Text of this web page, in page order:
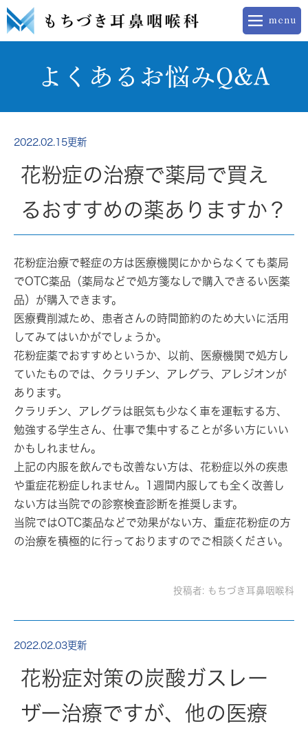
よくあるお悩みQ&A
2022.02.15更新
花粉症の治療で薬局で買え
るおすすめの薬ありますか？
花粉症治療で軽症の方は医療機関にかからなくても薬局
でOTC薬品（薬局などで処方箋なしで購入できるい医薬
品）が購入できます。
医療費削減ため、患者さんの時間節約のため大いに活用
してみてはいかがでしょうか。
花粉症薬でおすすめというか、以前、医療機関で処方し
ていたものでは、
クラリチン、アレグラ、アレジオンが
あります。
クラリチン、アレグラは眠気も少なく車を運転する方、
勉強する学生さん、仕事で集中することが多い方にいい
かもしれません。
上記の内服を飲んでも改善ない方は、花粉症以外の疾患
や重症花粉症しれません。1週間内服しても全く改善し
ない方は当院での診察検査診断を推奨します。
当院ではOTC薬品などで効果がない方、重症花粉症の方
の治療を積極的に行っておりますのでご相談ください。
投稿者: もちづき耳鼻咽喉科
2022.02.03更新
花粉症対策の炭酸ガスレー
ザー治療ですが、他の医療